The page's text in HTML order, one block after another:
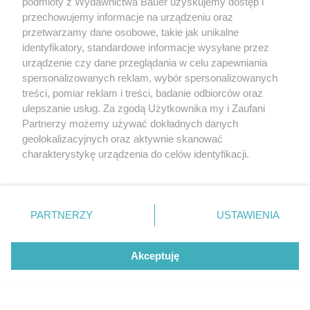
czemu łatwo można je dopasować do własnych
potrzeb.
Wyświetl ten post na Instagramie
przechowujemy informacje na urządzeniu oraz
przetwarzamy dane osobowe, takie jak unikalne
identyfikatory, standardowe informacje wysyłane przez
urządzenie czy dane przeglądania w celu zapewniania
spersonalizowanych reklam, wybór spersonalizowanych
treści, pomiar reklam i treści, badanie odbiorców oraz
ulepszanie usług. Za zgodą Użytkownika my i Zaufani
Partnerzy możemy używać dokładnych danych
geolokalizacyjnych oraz aktywnie skanować
charakterystykę urządzenia do celów identyfikacji.
zmienić/wycofać klikając przycisk ustawień prywatności
znajdujący się w lewym dolnym rogu strony
rodzaje przetwarzania danych nie wymagają zgody
użytkownika, ale masz prawo sprzeciwić się takiemu
PARTNERZY USTAWIENIA
Akceptuję